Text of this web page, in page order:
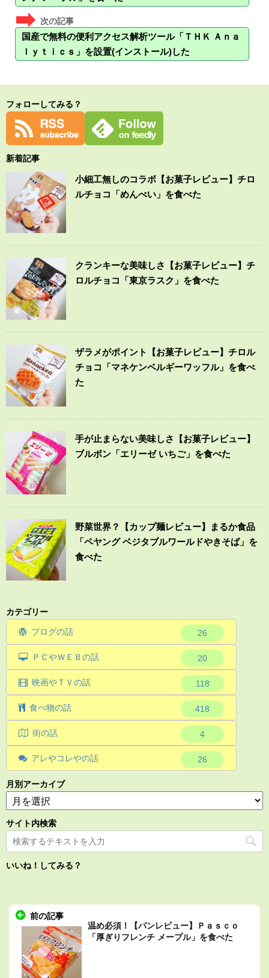
国産で無料の便利アクセス解析ツール「ＴＨＫ Ａｎａ
ｌｙｔｉｃｓ」を設置(インストール)した
フォローしてみる？
新着記事
小細工無しのコラボ【お菓子レビュー】チロ
ルチョコ「めんべい」を食べた
クランキーな美味しさ【お菓子レビュー】チ
ロルチョコ「東京ラスク」を食べた
ザラメがポイント【お菓子レビュー】チロル
チョコ「マネケンベルギーワッフル」を食べ
た
手が止まらない美味しさ【お菓子レビュー】
ブルボン「エリーゼ いちご」を食べた
野菜世界？【カップ麺レビュー】まるか食品
「ペヤング ベジタブルワールドやきそば」を
食べた
カテゴリー
ブログの話 26
ＰＣやＷＥＢの話 20
映画やＴＶの話 118
食べ物の話 418
街の話 4
アレやコレやの話 26
月別アーカイブ
サイト内検索
いいね！してみる？
前の記事
温め必須！【パンレビュー】Ｐａｓｃｏ
「厚ぎりフレンチ メープル」を食べた